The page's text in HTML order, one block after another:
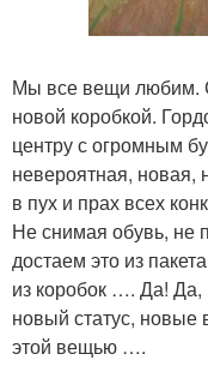
Мы все вещи любим.
новой коробкой.
центру с огромным
невероятная,
в пух и прах всех
Не снимая обувь, не
достаем это из
из коробок …. Да! Да,
новый статус, новые
этой вещью ….